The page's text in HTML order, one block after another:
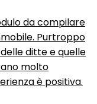
da compilare
Purtroppo
ditte e quelle
molto
è positiva.